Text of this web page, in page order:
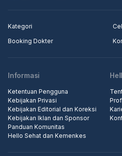
Kategori
Booking Dokter
Informasi
Ketentuan Pengguna
Kebijakan Privasi
Kebijakan Editorial dan Koreksi
Kebijakan Iklan dan Sponsor
Panduan Komunitas
Hello Sehat dan Kemenkes